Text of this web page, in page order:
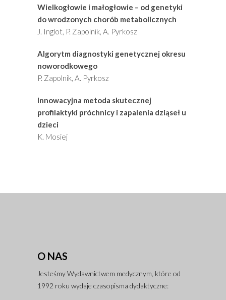
Wielkogłowie i małogłowie – od genetyki
do wrodzonych chorób metabolicznych
J. Inglot, P. Zapolnik, A. Pyrkosz
Algorytm diagnostyki genetycznej okresu
noworodkowego
P. Zapolnik, A. Pyrkosz
Innowacyjna metoda skutecznej
profilaktyki próchnicy i zapalenia dziąseł u
dzieci
K. Mosiej
O NAS
Jesteśmy Wydawnictwem medycznym, które od
1992 roku wydaje czasopisma dydaktyczne: